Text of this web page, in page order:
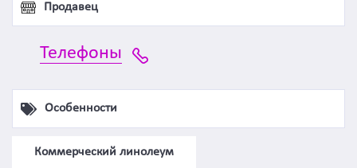
Продавец
Телефоны
Особенности
Коммерческий линолеум